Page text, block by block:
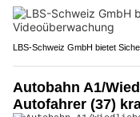
LBS-Schweiz GmbH bietet
Autobahn A1/
Autofahrer (37)